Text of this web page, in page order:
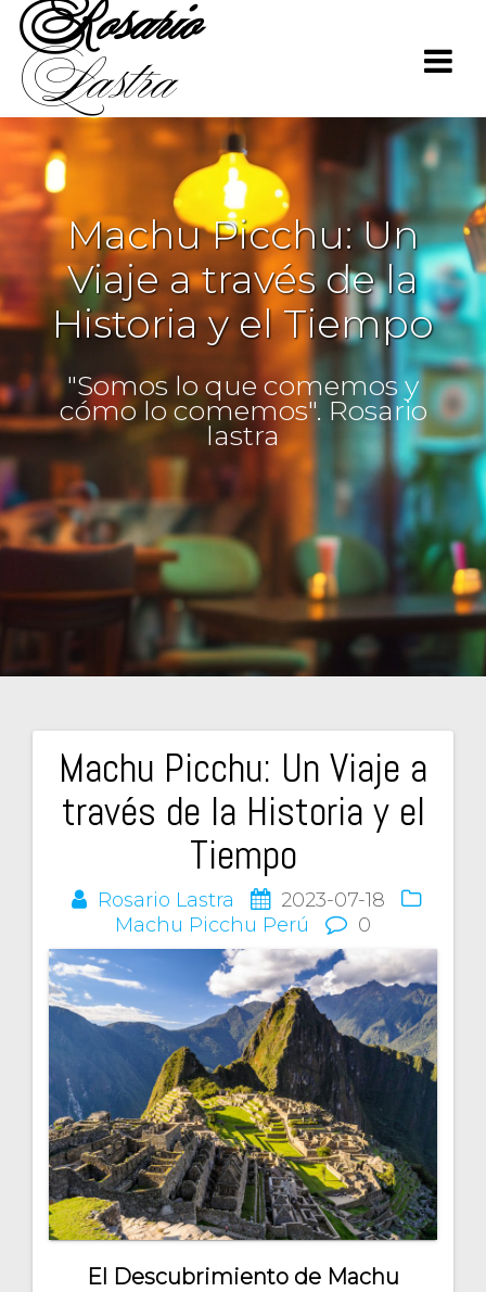
Rosario
Lastra
Machu Picchu: Un
Viaje a través de la
Historia y el Tiempo
"Somos lo que comemos y
cómo lo comemos". Rosario
lastra
Machu Picchu: Un Viaje a
través de la Historia y el
Tiempo
Rosario Lastra
2023-07-18
Machu Picchu Perú 0
El Descubrimiento de Machu
Navegación
de
entradas